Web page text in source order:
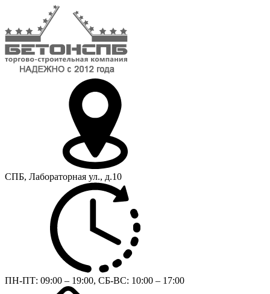
СПБ, Лабораторная ул., д.10
ПН-ПТ: 09:00 – 19:00, СБ-ВС: 10:00 – 17:00